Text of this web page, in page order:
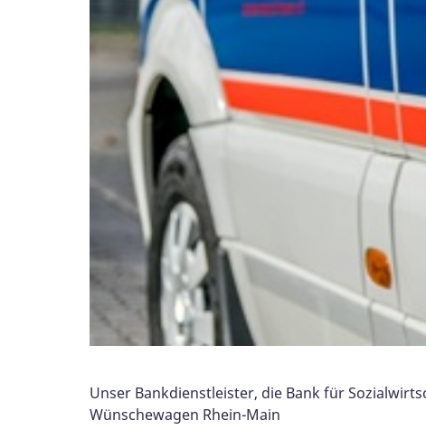
Unser Bankdienstleister, die Bank für
Wünschewagen Rhein-Main